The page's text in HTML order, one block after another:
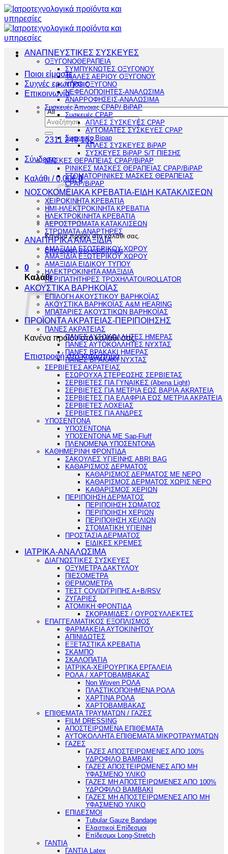
Μετάβαση
στο
περιεχόμενο
Ποιοι είμαστε
Συχνές ερωτήσεις
Επικοινωνία
Αναζήτηση
για:
2311 249 152
Σύνδεση
Καλάθι /0,00€ 0
Κανένα προϊόν στο καλάθι σας.
Επιστροφή στο κατάστημα
0
Καλάθι
Κανένα προϊόν στο καλάθι σας.
Επιστροφή στο κατάστημα
ΑΝΑΠΝΕΥΣΤΙΚΕΣ ΣΥΣΚΕΥΕΣ
ΟΞΥΓΟΝΟΘΕΡΑΠΕΙΑ
ΣΥΜΠΥΚΝΩΤΕΣ ΟΞΥΓΟΝΟΥ
ΦΙΑΛΕΣ ΑΕΡΙΟΥ ΟΞΥΓΟΝΟΥ
ΥΓΡΟ ΟΞΥΓΟΝΟ
ΝΕΦΕΛΟΠΟΙΗΤΕΣ-ΑΝΑΛΩΣΙΜΑ
ΑΝΑΡΡΟΦΗΣΕΙΣ-ΑΝΑΛΩΣΙΜΑ
Συσκευές Άπνοιας CPAP/ BiPAP
Συσκευές CPAP
ΑΠΛΕΣ ΣΥΣΚΕΥΕΣ CPAP
ΑΥΤΟΜΑΤΕΣ ΣΥΣΚΕΥΕΣ CPAP
Συσκευές Bipap
ΑΠΛΕΣ ΣΥΣΚΕΥΕΣ BiPAP
ΣΥΣΚΕΥΕΣ BiPAP S/T ΠΙΕΣΗΣ
ΜΑΣΚΕΣ ΘΕΡΑΠΕΙΑΣ CPAP/BiPAP
ΡΙΝΙΚΕΣ ΜΑΣΚΕΣ ΘΕΡΑΠΕΙΑΣ CPAP/BiPAP
ΣΤΟΜΑΤΟΡΙΝΙΚΕΣ ΜΑΣΚΕΣ ΘΕΡΑΠΕΙΑΣ
CPAP/BiPAP
ΝΟΣΟΚΟΜΕΙΑΚΑ ΚΡΕΒΑΤΙΑ-ΕΙΔΗ ΚΑΤΑΚΛΙΣΕΩΝ
ΧΕΙΡΟΚΙΝΗΤΑ ΚΡΕΒΑΤΙΑ
ΗΜΙ-ΗΛΕΚΤΡΟΚΙΝΗΤΑ ΚΡΕΒΑΤΙΑ
ΗΛΕΚΤΡΟΚΙΝΗΤΑ ΚΡΕΒΑΤΙΑ
ΑΕΡΟΣΤΡΩΜΑΤΑ ΚΑΤΑΚΛΙΣΕΩΝ
ΣΤΡΩΜΑΤΑ-ΑΝΑΡΤΗΡΕΣ
ΑΝΑΠΗΡΙΚΑ ΑΜΑΞΙΔΙΑ
ΑΜΑΞΙΔΙΑ ΕΣΩΤΕΡΙΚΟΥ ΧΩΡΟΥ
ΑΜΑΞΙΔΙΑ ΕΞΩΤΕΡΙΚΟΥ ΧΩΡΟΥ
ΑΜΑΞΙΔΙΑ ΕΙΔΙΚΟΥ ΤΥΠΟΥ
ΗΛΕΚΤΡΟΚΙΝΗΤΑ ΑΜΑΞΙΔΙΑ
ΠΕΡΙΠΑΤΗΤΗΡΕΣ ΤΡΟΧΗΛΑΤΟΙ/ROLLATOR
ΑΚΟΥΣΤΙΚΑ ΒΑΡΗΚΟΪΑΣ
ΕΠΙΛΟΓΗ ΑΚΟΥΣΤΙΚΟΥ ΒΑΡΗΚΟΪΑΣ
ΑΚΟΥΣΤΙΚΑ ΒΑΡΗΚΟΪΑΣ A&M HEARING
ΜΠΑΤΑΡΙΕΣ ΑΚΟΥΣΤΙΚΩΝ ΒΑΡΗΚΟΪΑΣ
ΠΡΟΪΟΝΤΑ ΑΚΡΑΤΕΙΑΣ-ΠΕΡΙΠΟΙΗΣΗΣ
ΠΑΝΕΣ ΑΚΡΑΤΕΙΑΣ
ΠΑΝΕΣ ΑΥΤΟΚΟΛΛΗΤΕΣ ΗΜΕΡΑΣ
ΠΑΝΕΣ ΑΥΤΟΚΟΛΛΗΤΕΣ ΝΥΧΤΑΣ
ΠΑΝΕΣ ΒΡΑΚΑΚΙ ΗΜΕΡΑΣ
ΠΑΝΕΣ ΒΡΑΚΑΚΙ ΝΥΧΤΑΣ
ΣΕΡΒΙΕΤΕΣ ΑΚΡΑΤΕΙΑΣ
ΕΣΩΡΟΥΧΑ ΣΤΕΡΕΩΣΗΣ ΣΕΡΒΙΕΤΑΣ
ΣΕΡΒΙΕΤΕΣ ΓΙΑ ΓΥΝΑΙΚΕΣ (Abena Light)
ΣΕΡΒΙΕΤΕΣ ΓΙΑ ΜΕΤΡΙΑ ΕΩΣ ΒΑΡΙΑ AKRATEIA
ΣΕΡΒΙΕΤΕΣ ΓΙΑ ΕΛΑΦΡΙΑ ΕΩΣ ΜΕΤΡΙΑ ΑΚΡΑΤΕΙΑ
ΣΕΡΒΙΕΤΕΣ ΛΟΧΕΙΑΣ
ΣΕΡΒΙΕΤΕΣ ΓΙΑ ΑΝΔΡΕΣ
ΥΠΟΣΕΝΤΟΝΑ
ΥΠΟΣΕΝΤΟΝΑ
ΥΠΟΣΕΝΤΟΝΑ ΜΕ Sap-Fluff
ΠΛΕΝΟΜΕΝΑ ΥΠΟΣΕΝΤΟΝΑ
ΚΑΘΗΜΕΡΙΝΗ ΦΡΟΝΤΙΔΑ
ΣΑΚΟΥΛΕΣ ΥΓΙΕΙΝΗΣ ABRI BAG
ΚΑΘΑΡΙΣΜΟΣ ΔΕΡΜΑΤΟΣ
ΚΑΘΑΡΙΣΜΟΣ ΔΕΡΜΑΤΟΣ ΜΕ ΝΕΡΟ
ΚΑΘΑΡΙΣΜΟΣ ΔΕΡΜΑΤΟΣ ΧΩΡΙΣ ΝΕΡΟ
ΚΑΘΑΡΙΣΜΟΣ ΧΕΡΙΩΝ
ΠΕΡΙΠΟΙΗΣΗ ΔΕΡΜΑΤΟΣ
ΠΕΡΙΠΟΙΗΣΗ ΣΩΜΑΤΟΣ
ΠΕΡΙΠΟΙΗΣΗ ΧΕΡΙΩΝ
ΠΕΡΙΠΟΙΗΣΗ ΧΕΙΛΙΩΝ
ΣΤΟΜΑΤΙΚΗ ΥΓΙΕΙΝΗ
ΠΡΟΣΤΑΣΙΑ ΔΕΡΜΑΤΟΣ
ΕΙΔΙΚΕΣ ΚΡΕΜΕΣ
ΙΑΤΡΙΚΑ-ΑΝΑΛΩΣΙΜΑ
ΔΙΑΓΝΩΣΤΙΚΕΣ ΣΥΣΚΕΥΕΣ
ΟΞΥΜΕΤΡΑ ΔΑΚΤΥΛΟΥ
ΠΙΕΣΟΜΕΤΡΑ
ΘΕΡΜΟΜΕΤΡΑ
ΤΕΣΤ COVID/ΓΡΙΠΗΣ Α+Β/RSV
ΖΥΓΑΡΙΕΣ
ΑΤΟΜΙΚΗ ΦΡΟΝΤΙΔΑ
ΣΚΟΡΑΜΙΔΕΣ / ΟΥΡΟΣΥΛΛΕΚΤΕΣ
ΕΠΑΓΓΕΛΜΑΤΙΚΟΣ ΕΞΟΠΛΙΣΜΟΣ
ΦΑΡΜΑΚΕΙΑ ΑΥΤΟΚΙΝΗΤΟΥ
ΑΠΙΝΙΔΩΤΕΣ
ΕΞΕΤΑΣΤΙΚΑ ΚΡΕΒΑΤΙΑ
ΣΚΑΜΠΟ
ΣΚΑΛΟΠΑΤΙΑ
ΙΑΤΡΙΚΑ-ΧΕΙΡΟΥΡΓΙΚΑ ΕΡΓΑΛΕΙΑ
ΡΟΛΑ / ΧΑΡΤΟΒΑΜΒΑΚΑΣ
Non Woven ΡΟΛΑ
ΠΛΑΣΤΙΚΟΠΟΙΗΜΕΝΑ ΡΟΛΑ
ΧΑΡΤΙΝΑ ΡΟΛΑ
ΧΑΡΤΟΒΑΜΒΑΚΑΣ
ΕΠΙΘΕΜΑΤΑ ΤΡΑΥΜΑΤΩΝ / ΓΑΖΕΣ
FILM DRESSING
ΑΠΟΣΤΕΙΡΩΜΕΝΑ ΕΠΙΘΕΜΑΤΑ
ΑΥΤΟΚΟΛΛΗΤΑ ΕΠΙΘΕΜΑΤΑ ΜΙΚΡΟΤΡΑΥΜΑΤΩΝ
ΓΑΖΕΣ
ΓΑΖΕΣ ΑΠΟΣΤΕΙΡΩΜΕΝΕΣ ΑΠΟ 100%
ΥΔΡΟΦΙΛΟ ΒΑΜΒΑΚΙ
ΓΑΖΕΣ ΑΠΟΣΤΕΙΡΩΜΕΝΕΣ ΑΠΟ ΜΗ
ΥΦΑΣΜΕΝΟ ΥΛΙΚΟ
ΓΑΖΕΣ ΜΗ ΑΠΟΣΤΕΙΡΩΜΕΝΕΣ ΑΠΟ 100%
ΥΔΡΟΦΙΛΟ ΒΑΜΒΑΚΙ
ΓΑΖΕΣ ΜΗ ΑΠΟΣΤΕΙΡΩΜΕΝΕΣ ΑΠΟ ΜΗ
ΥΦΑΣΜΕΝΟ ΥΛΙΚΟ
ΕΠΙΔΕΣΜΟΙ
Tubular Gauze Bandage
Ελαστικοί Επίδεσμοι
Επίδεσμοι Long-Stretch
ΓΑΝΤΙΑ
ΓΑΝΤΙΑ Latex